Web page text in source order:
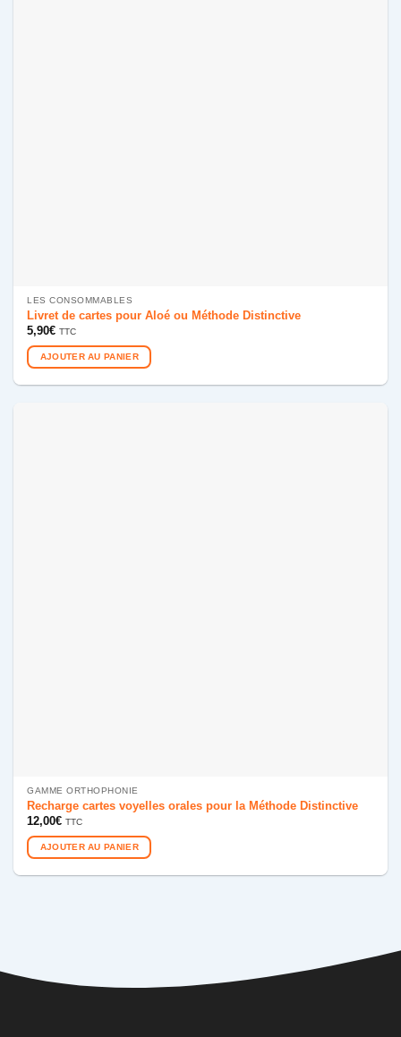
LES CONSOMMABLES
Livret de cartes pour Aloé ou Méthode Distinctive
5,90€ TTC
AJOUTER AU PANIER
GAMME ORTHOPHONIE
Recharge cartes voyelles orales pour la Méthode Distinctive
12,00€ TTC
AJOUTER AU PANIER